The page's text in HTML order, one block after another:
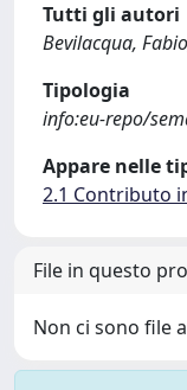
Tutti gli autori
Bevilacqua,
Tipologia
info:eu-repo/
Appare nelle
2.1 Contributo
File in questo
Non ci sono file